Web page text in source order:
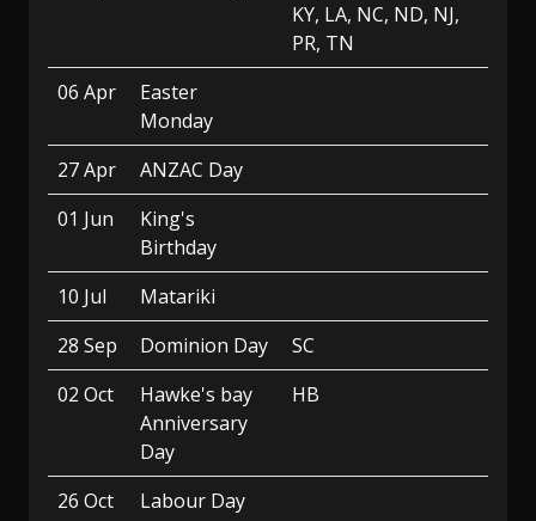
KY, LA, NC, ND, NJ,
PR, TN
06 Apr
Easter
Monday
27 Apr
ANZAC Day
01 Jun
King's
Birthday
10 Jul
Matariki
28 Sep
Dominion Day
SC
02 Oct
Hawke's bay
Anniversary
Day
HB
26 Oct
Labour Day